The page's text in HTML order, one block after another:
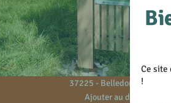
37225 - Belledonne - 38
Ajouter au devis
Ce
!